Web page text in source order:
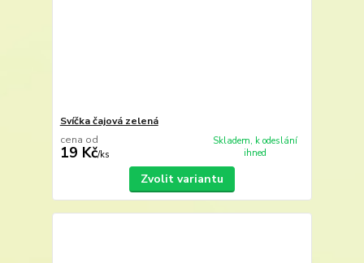
Svíčka čajová zelená
cena od
19 Kč/ks
Skladem, k odeslání
ihned
Zvolit variantu